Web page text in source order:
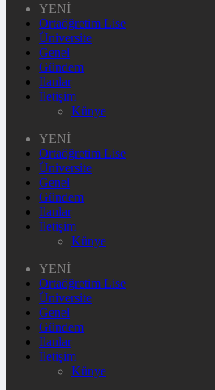
YENİ
Ortaöğretim Lise
Üniversite
Genel
Gündem
İlanlar
İletişim
Künye
YENİ
Ortaöğretim Lise
Üniversite
Genel
Gündem
İlanlar
İletişim
Künye
YENİ
Ortaöğretim Lise
Üniversite
Genel
Gündem
İlanlar
İletişim
Künye